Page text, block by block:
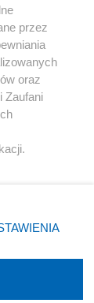
Youtube
przez
oraz
Zaufani